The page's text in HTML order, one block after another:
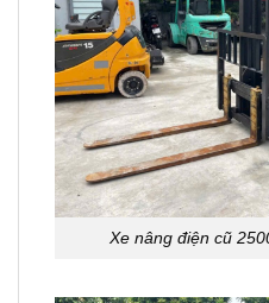
Xe nâng điện cũ